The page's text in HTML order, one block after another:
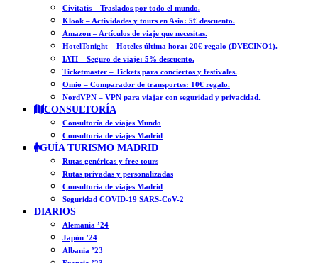
Civitatis – Traslados por todo el mundo.
Klook – Actividades y tours en Asia: 5€ descuento.
Amazon – Artículos de viaje que necesitas.
HotelTonight – Hoteles última hora: 20€ regalo (DVECINO1).
IATI – Seguro de viaje: 5% descuento.
Ticketmaster – Tickets para conciertos y festivales.
Omio – Comparador de transportes: 10€ regalo.
NordVPN – VPN para viajar con seguridad y privacidad.
CONSULTORÍA
Consultoría de viajes Mundo
Consultoría de viajes Madrid
GUÍA TURISMO MADRID
Rutas genéricas y free tours
Rutas privadas y personalizadas
Consultoría de viajes Madrid
Seguridad COVID-19 SARS-CoV-2
DIARIOS
Alemania ’24
Japón ’24
Albania ’23